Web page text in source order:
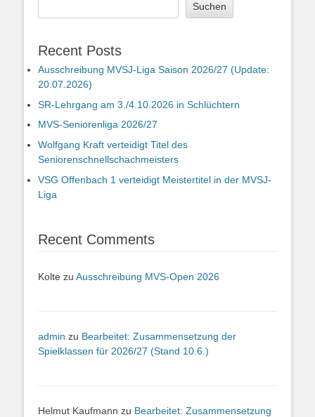
Suchen
Recent Posts
Ausschreibung MVSJ-Liga Saison 2026/27 (Update:
20.07.2026)
SR-Lehrgang am 3./4.10.2026 in Schlüchtern
MVS-Seniorenliga 2026/27
Wolfgang Kraft verteidigt Titel des
Seniorenschnellschachmeisters
VSG Offenbach 1 verteidigt Meistertitel in der MVSJ-
Liga
Recent Comments
Kolte zu Ausschreibung MVS-Open 2026
admin zu Bearbeitet: Zusammensetzung der
Spielklassen für 2026/27 (Stand 10.6.)
Helmut Kaufmann zu Bearbeitet: Zusammensetzung